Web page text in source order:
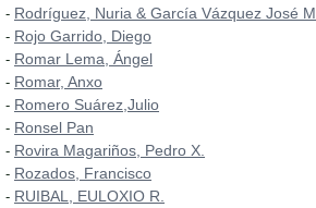
- Rodríguez, Nuria & García Vázquez José M.
- Rojo Garrido, Diego
- Romar Lema, Ángel
- Romar, Anxo
- Romero Suárez,Julio
- Ronsel Pan
- Rovira Magariños, Pedro X.
- Rozados, Francisco
- RUIBAL, EULOXIO R.